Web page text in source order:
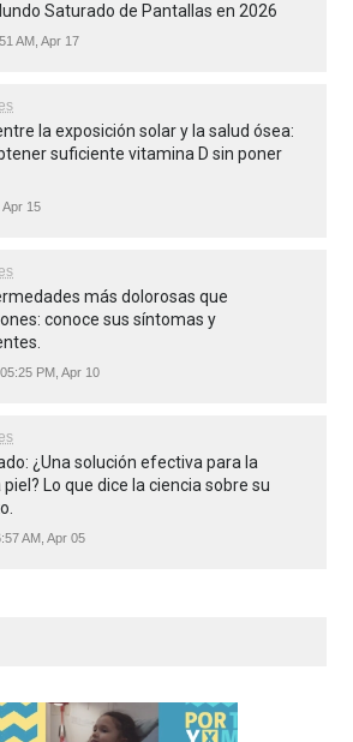
Saturado de Pantallas en 2026
AM, Apr 17
la exposición solar y la salud ósea:
suficiente vitamina D sin poner
Apr 15
más dolorosas que
conoce sus síntomas y
05:25 PM, Apr 10
¿Una solución efectiva para la
Lo que dice la ciencia sobre su
AM, Apr 05